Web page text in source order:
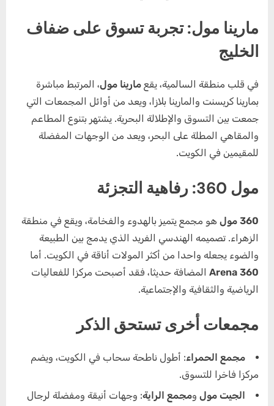
مارينا مول: تجربة تسوق على ضفاف
الخليج
في قلب منطقة السالمية، يقع مارينا مول، المرتبط مباشرة
بمارينا كريسنت والمارينا بلازا، ويعد من أوائل المجمعات التي
جمعت بين التسوق والإطلالة البحرية. يشتهر بتنوع المطاعم
والمقاهي المطلة على البحر، ويعد من الوجهات المفضلة
للمقيمين في الكويت.
مول 360: رفاهية التجزئة
360 مول
هو مجمع يتميز بالهدوء والفخامة، ويقع في منطقة
الزهراء. تصميمه الهندسي الفريد الذي يدمج بين الطبيعة
والضوء يجعله واحدا من أكثر المولات أناقة في الكويت. أما
360 Arena
المضافة حديثا، فقد أصبحت مركزا للفعاليات
الرياضية والثقافية والإجتماعية.
مجمعات أخرى تستحق الذكر
مجمع الحمراء: أطول ناطحة سحاب في الكويت، ويضم
مركزا فاخرا للتسوق.
الجيت مول ومجمع الراية: وجهات أنيقة ومفضلة لرجال